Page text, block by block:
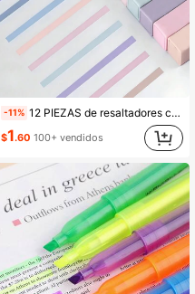
-11% 12 PIEZAS de resaltadores cuadrados, resaltadores exquisitamente grabados, impermeables y resistentes a la decoloración, adecuados para diarios, toma de notas y organización de estudio, diseño de plástico, aplicación suave, ideal para la escuela, la oficina y el uso en diarios - Útiles escolares y de oficina, envío aleatorio de regreso a la escuela
$1.60 100+ vendidos